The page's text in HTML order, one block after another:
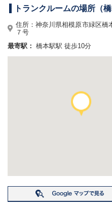
家電
などの収納にもおすすめ
・引越しやリフォーム時の一時保管
・資材、在庫、書類など、法人の
貸し倉庫としての利用にも
・防災備蓄品や非常用品の保管場
できます
他キャンペーンとも併用可能なた
いただけます。内覧やコンテナサ
お気軽にお問い合わせください。
トランクルームの場所（橋
住所：神奈川県相模原市緑区橋
７号
最寄駅： 橋本駅駅 徒歩10分